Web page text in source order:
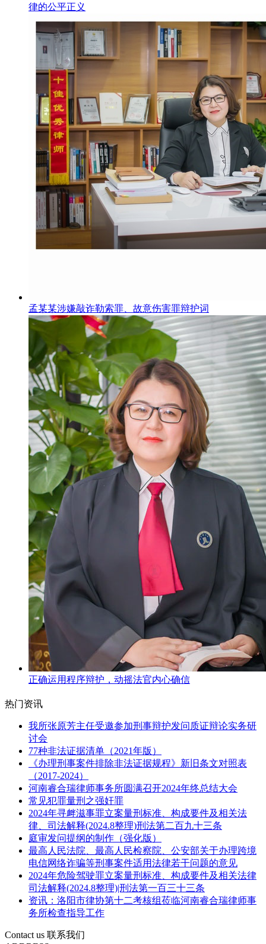
律的公平正义
孟某某涉嫌敲诈勒索罪、故意伤害罪辩护词
正确运用程序辩护，动摇法官内心确信
热门资讯
我所张原芳主任受邀参加刑事辩护发问质证辩论实务研
讨会
77种非法证据清单（2021年版）
《办理刑事案件排除非法证据规程》新旧条文对照表
（2017-2024）
河南睿合瑞律师事务所圆满召开2024年终总结大会
常见犯罪量刑之强奸罪
2024年寻衅滋事罪立案量刑标准、构成要件及相关法
律、司法解释(2024.8整理)刑法第二百九十三条
庭审发问提纲的制作（强化版）
最高人民法院、最高人民检察院、公安部关于办理跨境
电信网络诈骗等刑事案件适用法律若干问题的意见
2024年危险驾驶罪立案量刑标准、构成要件及相关法律
司法解释(2024.8整理)|刑法第一百三十三条
资讯：洛阳市律协第十二考核组莅临河南睿合瑞律师事
务所检查指导工作
Contact us 联系我们